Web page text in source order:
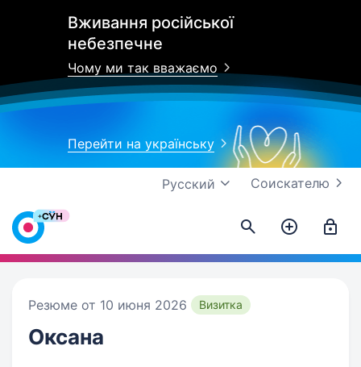
Вживання російської
небезпечне
Чому ми так вважаємо
Перейти на українську
Соискателю
Русский
Резюме от 10 июня 2026 Визитка
Оксана